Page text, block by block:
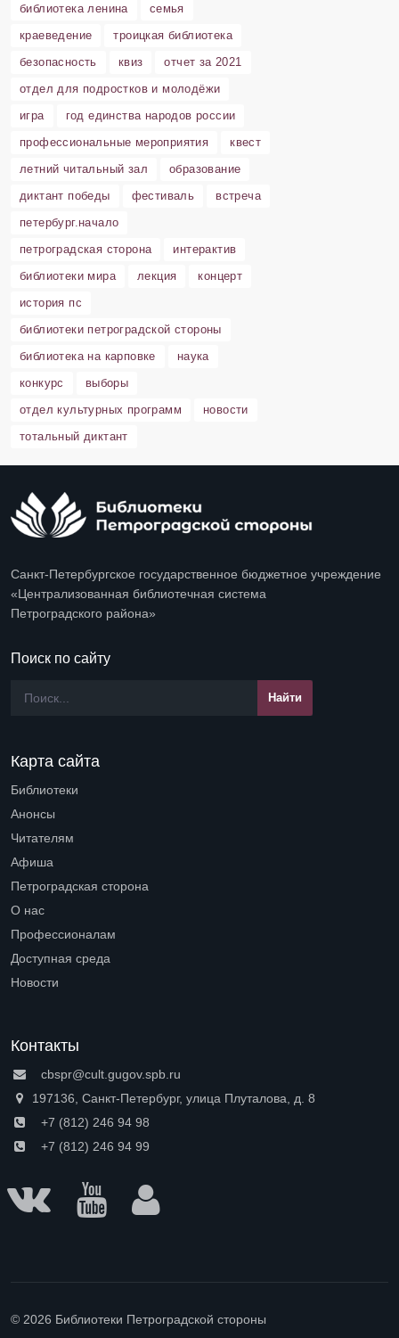
библиотека ленина
семья
краеведение
троицкая библиотека
безопасность
квиз
отчет за 2021
отдел для подростков и молодёжи
игра
год единства народов россии
профессиональные мероприятия
квест
летний читальный зал
образование
диктант победы
фестиваль
встреча
петербург.начало
петроградская сторона
интерактив
библиотеки мира
лекция
концерт
история пс
библиотеки петроградской стороны
библиотека на карповке
наука
конкурс
выборы
отдел культурных программ
новости
тотальный диктант
Санкт-Петербургское государственное бюджетное учреждение
«Централизованная библиотечная система
Петроградского района»
Поиск по сайту
Карта сайта
Библиотеки
Анонсы
Читателям
Афиша
Петроградская сторона
О нас
Профессионалам
Доступная среда
Новости
Контакты
cbspr@cult.gugov.spb.ru
197136, Санкт-Петербург, улица Плуталова, д. 8
+7 (812) 246 94 98
+7 (812) 246 94 99
© 2026 Библиотеки Петроградской стороны